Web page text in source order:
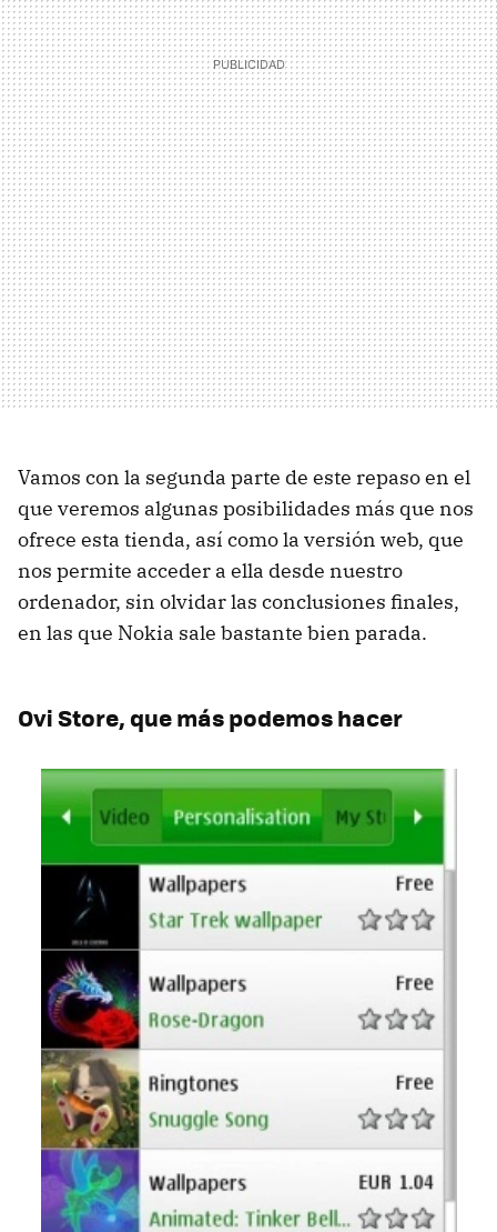
Vamos con la segunda parte de este repaso en el
que veremos algunas posibilidades más que nos
ofrece esta tienda, así como la versión web, que
nos permite acceder a ella desde nuestro
ordenador, sin olvidar las conclusiones finales,
en las que Nokia sale bastante bien parada.
Ovi Store, que más podemos hacer